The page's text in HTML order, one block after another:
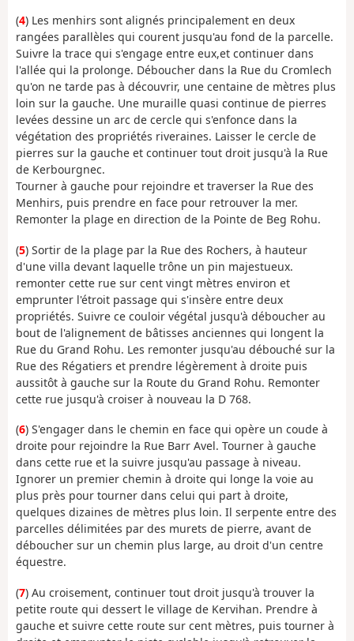
(4) Les menhirs sont alignés principalement en deux
rangées parallèles qui courent jusqu'au fond de la parcelle.
Suivre la trace qui s'engage entre eux,et continuer dans
l'allée qui la prolonge. Déboucher dans la Rue du Cromlech
qu'on ne tarde pas à découvrir, une centaine de mètres plus
loin sur la gauche. Une muraille quasi continue de pierres
levées dessine un arc de cercle qui s'enfonce dans la
végétation des propriétés riveraines. Laisser le cercle de
pierres sur la gauche et continuer tout droit jusqu'à la Rue
de Kerbourgnec.
Tourner à gauche pour rejoindre et traverser la Rue des
Menhirs, puis prendre en face pour retrouver la mer.
Remonter la plage en direction de la Pointe de Beg Rohu.
(5) Sortir de la plage par la Rue des Rochers, à hauteur
d'une villa devant laquelle trône un pin majestueux.
remonter cette rue sur cent vingt mètres environ et
emprunter l'étroit passage qui s'insère entre deux
propriétés. Suivre ce couloir végétal jusqu'à déboucher au
bout de l'alignement de bâtisses anciennes qui longent la
Rue du Grand Rohu. Les remonter jusqu'au débouché sur la
Rue des Régatiers et prendre légèrement à droite puis
aussitôt à gauche sur la Route du Grand Rohu. Remonter
cette rue jusqu'à croiser à nouveau la D 768.
(6) S'engager dans le chemin en face qui opère un coude à
droite pour rejoindre la Rue Barr Avel. Tourner à gauche
dans cette rue et la suivre jusqu'au passage à niveau.
Ignorer un premier chemin à droite qui longe la voie au
plus près pour tourner dans celui qui part à droite,
quelques dizaines de mètres plus loin. Il serpente entre des
parcelles délimitées par des murets de pierre, avant de
déboucher sur un chemin plus large, au droit d'un centre
équestre.
(7) Au croisement, continuer tout droit jusqu'à trouver la
petite route qui dessert le village de Kervihan. Prendre à
gauche et suivre cette route sur cent mètres, puis tourner à